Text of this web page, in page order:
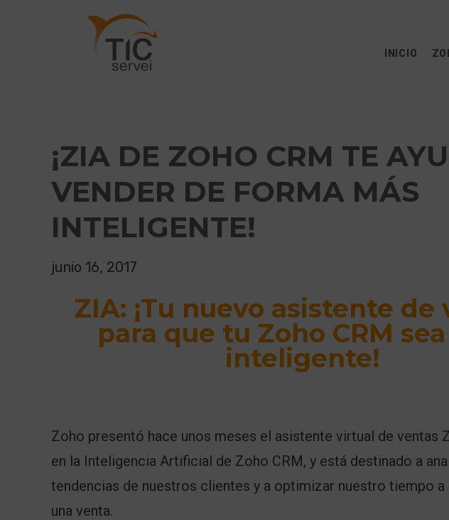
INICIO
¡ZIA DE ZOHO CRM TE
VENDER DE FORMA MÁS
INTELIGENTE!
junio 16, 2017
ZIA: ¡Tu nuevo asistente de
para que tu Zoho CRM
inteligente!
Zoho presentó hace unos meses el asistente virtual de ventas
en la Inteligencia Artificial de Zoho CRM, y está destinado a
tendencias de nuestros clientes y a optimizar nuestro tiempo a
una venta.